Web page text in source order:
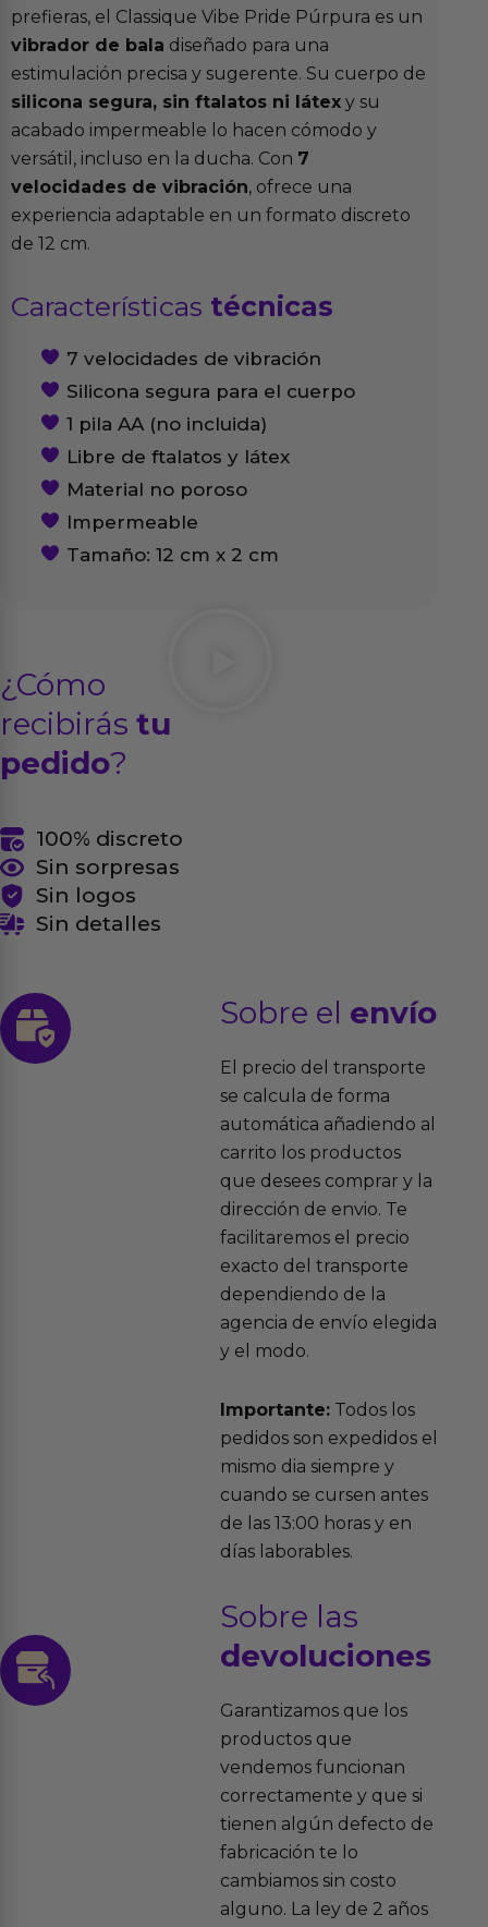
prefieras, el Classique Vibe Pride Púrpura es un
vibrador de bala diseñado para una
estimulación precisa y sugerente. Su cuerpo de
silicona segura, sin ftalatos ni látex y su
acabado impermeable lo hacen cómodo y
versátil, incluso en la ducha. Con 7
velocidades de vibración, ofrece una
experiencia adaptable en un formato discreto
de 12 cm.
Características técnicas
7 velocidades de vibración
Silicona segura para el cuerpo
1 pila AA (no incluida)
Libre de ftalatos y látex
Material no poroso
Impermeable
Tamaño: 12 cm x 2 cm
¿Cómo
recibirás tu
pedido?
100% discreto
Sin sorpresas
Sin logos
Sin detalles
Sobre el envío
El precio del transporte
se calcula de forma
automática añadiendo al
carrito los productos
que desees comprar y la
dirección de envio. Te
facilitaremos el precio
exacto del transporte
dependiendo de la
agencia de envío elegida
y el modo.
Importante:Todos los
pedidos son expedidos el
mismo dia siempre y
cuando se cursen antes
de las 13:00 horas y en
días laborables.
Sobre las
devoluciones
Garantizamos que los
productos que
vendemos funcionan
correctamente y que si
tienen algún defecto de
fabricación te lo
cambiamos sin costo
alguno. La ley de 2 años